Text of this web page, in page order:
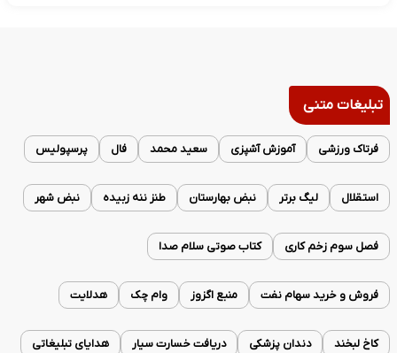
تبلیغات متنی
فرتاک ورزشی آموزش آشپزی سعید محمد فال پرسپولیس
استقلال لیگ برتر نبض بهارستان طنز ننه زبیده نبض شهر
فصل سوم زخم کاری کتاب صوتی سلام صدا
فروش و خرید سهام نفت منبع اگزوز وام چک هدلایت
کاخ لبخند دندان پزشکی دریافت خسارت سیار هدایای تبلیغاتی